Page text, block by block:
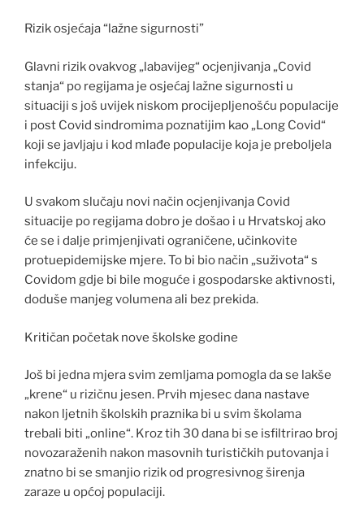
Rizik osjećaja “lažne sigurnosti”
Glavni rizik ovakvog „labavijeg“ ocjenjivanja „Covid
stanja“ po regijama je osjećaj lažne sigurnosti u
situaciji s još uvijek niskom procijepljenošću populacije
i post Covid sindromima poznatijim kao „Long Covid“
koji se javljaju i kod mlađe populacije koja je preboljela
infekciju.
U svakom slučaju novi način ocjenjivanja Covid
situacije po regijama dobro je došao i u Hrvatskoj ako
će se i dalje primjenjivati ograničene, učinkovite
protuepidemijske mjere. To bi bio način „suživota“ s
Covidom gdje bi bile moguće i gospodarske aktivnosti,
doduše manjeg volumena ali bez prekida.
Kritičan početak nove školske godine
Još bi jedna mjera svim zemljama pomogla da se lakše
„krene“ u rizičnu jesen. Prvih mjesec dana nastave
nakon ljetnih školskih praznika bi u svim školama
trebali biti „online“. Kroz tih 30 dana bi se isfiltrirao broj
novozaraženih nakon masovnih turističkih putovanja i
znatno bi se smanjio rizik od progresivnog širenja
zaraze u općoj populaciji.